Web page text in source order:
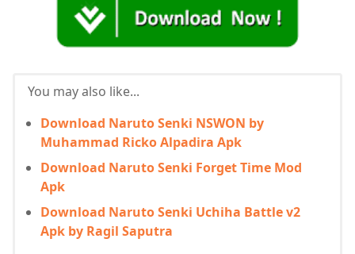
You may also like...
Download Naruto Senki NSWON by
Muhammad Ricko Alpadira Apk
Download Naruto Senki Forget Time Mod
Apk
Download Naruto Senki Uchiha Battle v2
Apk by Ragil Saputra